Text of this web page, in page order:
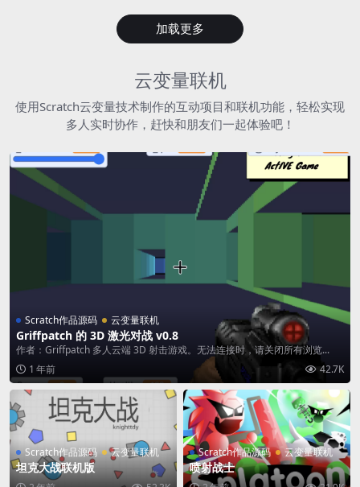
加载更多
云变量联机
使用Scratch云变量技术制作的互动项目和联机功能，轻松实现
多人实时协作，赶快和朋友们一起体验吧！
Scratch作品源码 云变量联机
Griffpatch 的 3D 激光对战 v0.8
作者：Griffpatch 多人云端 3D 射击游戏。无法连接时，请关闭所有浏览...
1 年前
42.7K
Scratch作品源码 云变量联机
坦克大战联机版
Scratch作品源码 云变量联机
喷射战士